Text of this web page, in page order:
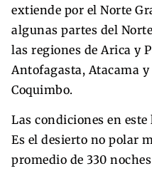
extiende por el Norte
algunas partes del
las regiones de Arica y
Antofagasta, Atacama
Coquimbo.
Las condiciones en
Es el desierto no polar
promedio de 330